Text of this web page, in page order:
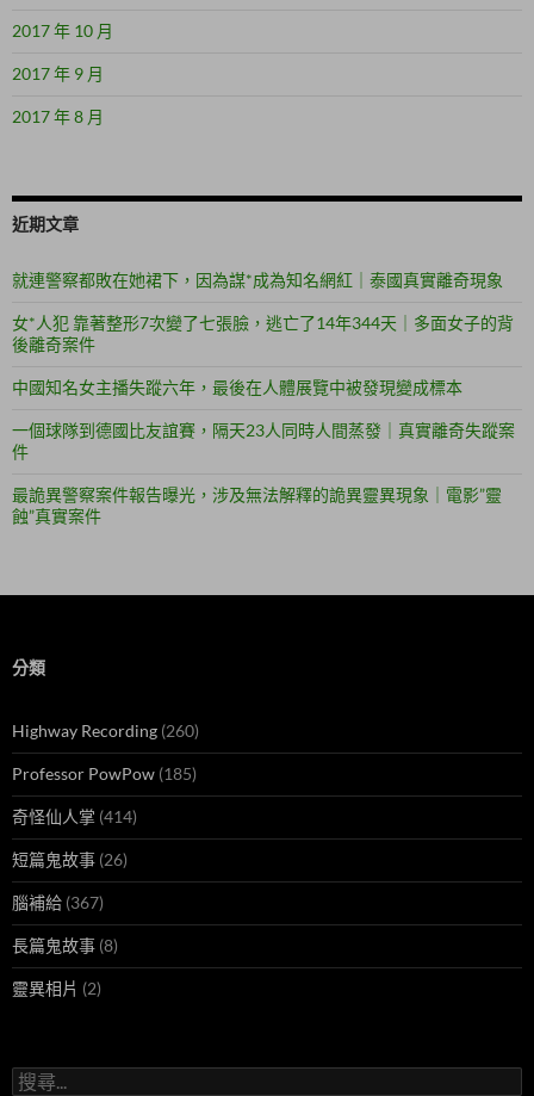
2017 年 10 月
2017 年 9 月
2017 年 8 月
近期文章
就連警察都敗在她裙下，因為謀*成為知名網紅｜泰國真實離奇現象
女*人犯 靠著整形7次變了七張臉，逃亡了14年344天｜多面女子的背
後離奇案件
中國知名女主播失蹤六年，最後在人體展覽中被發現變成標本
一個球隊到德國比友誼賽，隔天23人同時人間蒸發｜真實離奇失蹤案
件
最詭異警察案件報告曝光，涉及無法解釋的詭異靈異現象｜電影”靈
蝕”真實案件
分類
Highway Recording (260)
Professor PowPow (185)
奇怪仙人掌 (414)
短篇鬼故事 (26)
腦補給 (367)
長篇鬼故事 (8)
靈異相片 (2)
搜